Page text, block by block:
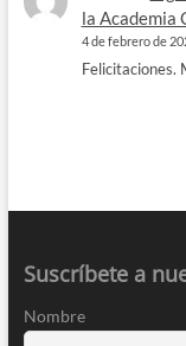
la Academia
4 de febrero de
Felicitaciones.
Suscríbete a
Nombre